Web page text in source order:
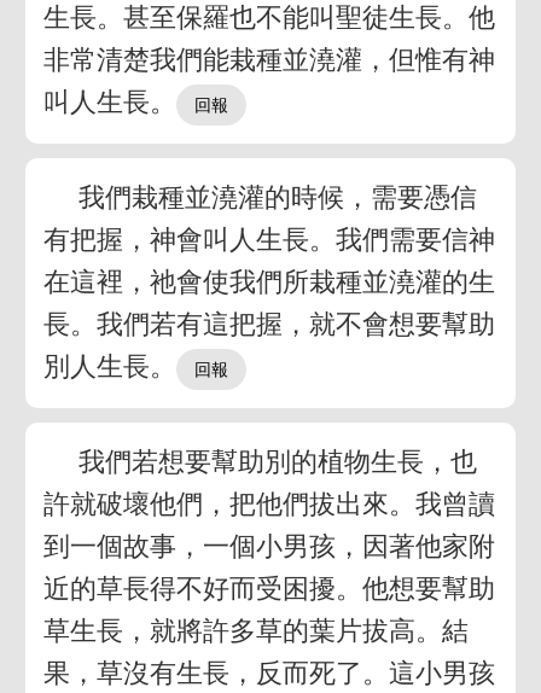
生長。甚至保羅也不能叫聖徒生長。他
非常清楚我們能栽種並澆灌，但惟有神
叫人生長。
我們栽種並澆灌的時候，需要憑信
有把握，神會叫人生長。我們需要信神
在這裡，祂會使我們所栽種並澆灌的生
長。我們若有這把握，就不會想要幫助
別人生長。
我們若想要幫助別的植物生長，也
許就破壞他們，把他們拔出來。我曾讀
到一個故事，一個小男孩，因著他家附
近的草長得不好而受困擾。他想要幫助
草生長，就將許多草的葉片拔高。結
果，草沒有生長，反而死了。這小男孩